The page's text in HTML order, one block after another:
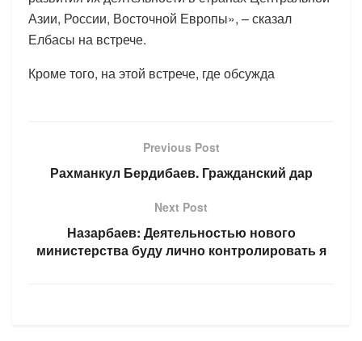
Азии, России, Восточной Европы», – сказал
Елбасы на встрече.
Кроме того, на этой встрече, где обсужда
Previous Post
Рахманкул Бердибаев. Гражданский дар
Next Post
Назарбаев: Деятельностью нового
министерства буду лично контролировать я